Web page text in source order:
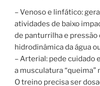
– Venoso e linfático:
atividades de baixo
de panturrilha e pressão
hidrodinâmica da água
– Arterial: pede cuidado
a musculatura “queima”
O treino precisa ser